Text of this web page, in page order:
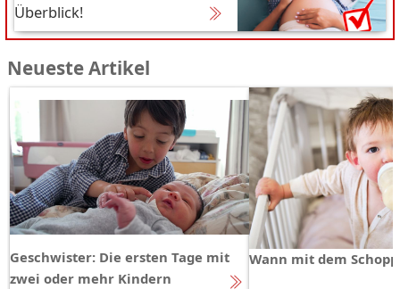
Überblick!
Neueste Artikel
Geschwister: Die ersten Tage mit
zwei oder mehr Kindern
Wann mit dem